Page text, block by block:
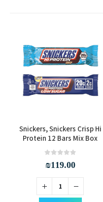
Snickers, Snickers Crisp Hi
Protein 12 Bars Mix Box
₪119.00